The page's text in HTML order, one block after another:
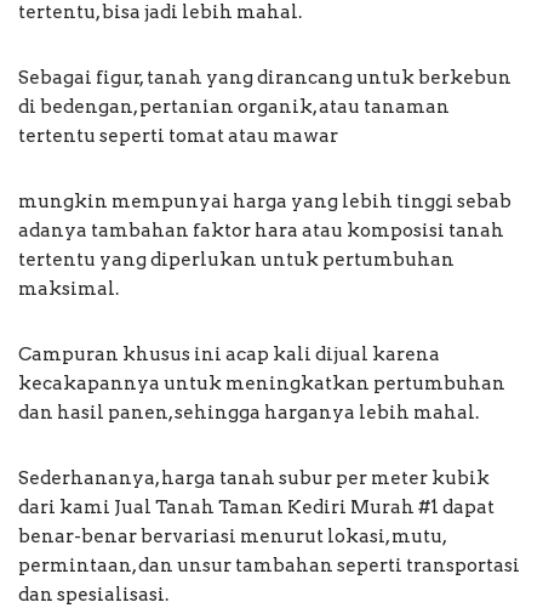
tertentu, bisa jadi lebih mahal.
Sebagai figur, tanah yang dirancang untuk berkebun
di bedengan, pertanian organik, atau tanaman
tertentu seperti tomat atau mawar
mungkin mempunyai harga yang lebih tinggi sebab
adanya tambahan faktor hara atau komposisi tanah
tertentu yang diperlukan untuk pertumbuhan
maksimal.
Campuran khusus ini acap kali dijual karena
kecakapannya untuk meningkatkan pertumbuhan
dan hasil panen, sehingga harganya lebih mahal.
Sederhananya, harga tanah subur per meter kubik
dari kami Jual Tanah Taman Kediri Murah #1 dapat
benar-benar bervariasi menurut lokasi, mutu,
permintaan, dan unsur tambahan seperti transportasi
dan spesialisasi.